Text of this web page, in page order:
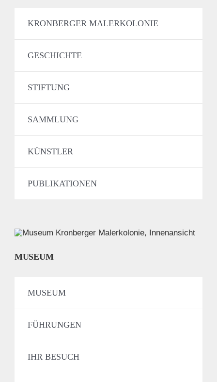
KRONBERGER MALERKOLONIE
GESCHICHTE
STIFTUNG
SAMMLUNG
KÜNSTLER
PUBLIKATIONEN
MUSEUM
MUSEUM
FÜHRUNGEN
IHR BESUCH